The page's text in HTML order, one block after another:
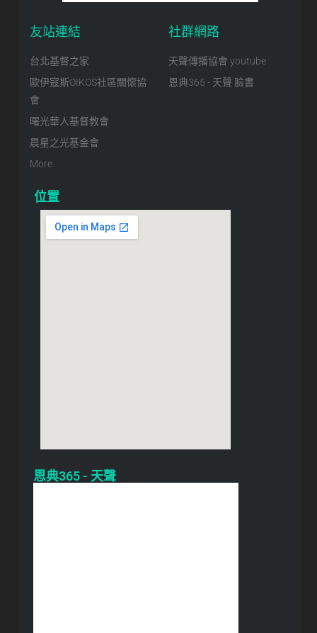
友站連結
台北基督之家
歐伊寇斯OIKOS社區關懷協
會
曙光華人基督教會
晨星之光基金會
More
社群網路
天聲傳播協會 youtube
恩典365 - 天聲 臉書
位置
恩典365 - 天聲